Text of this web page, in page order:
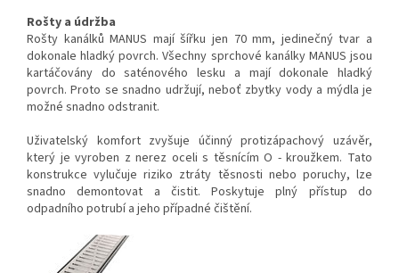
Rošty a údržba
Rošty kanálků MANUS mají šířku jen 70 mm, jedinečný tvar a
dokonale hladký povrch. Všechny sprchové kanálky MANUS jsou
kartáčovány do saténového lesku a mají dokonale hladký
povrch. Proto se snadno udržují, neboť zbytky vody a mýdla je
možné snadno odstranit.
Uživatelský komfort zvyšuje účinný protizápachový uzávěr,
který je vyroben z nerez oceli s těsnícím O - kroužkem. Tato
konstrukce vylučuje riziko ztráty těsnosti nebo poruchy, lze
snadno demontovat a čistit. Poskytuje plný přístup do
odpadního potrubí a jeho případné čištění.